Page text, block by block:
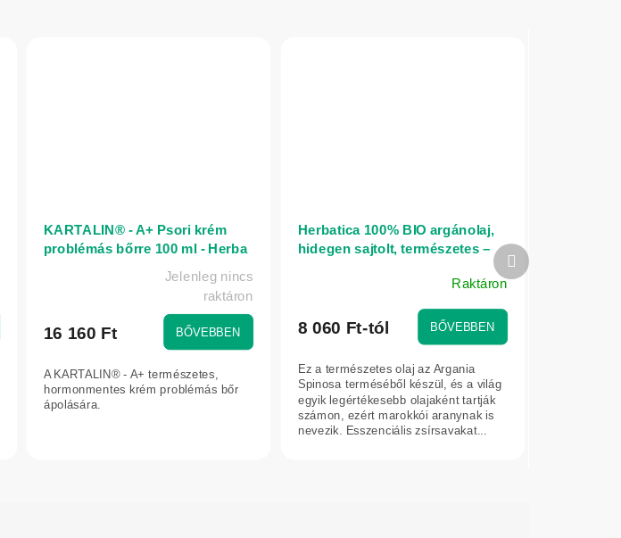
KARTALIN® - A+ Psori krém
problémás bőrre 100 ml - Herba
átlagos
ből
5,0
Jelenleg nincs
raktáron
16 160 Ft BŐVEBBEN
A KARTALIN® - A+ természetes,
hormonmentes krém problémás bőr
ápolására.
Herbatica 100% BIO argánolaj,
hidegen sajtolt, természetes –
átlagos
5-
ből
4,3
csillag.
Raktáron
8 060 Ft-tól BŐVEBBEN
Ez a természetes olaj az Argania
Spinosa terméséből készül, és a világ
egyik legértékesebb olajaként tartják
számon, ezért marokkói aranynak is
nevezik. Esszenciális zsírsavakat...
Következő
termék